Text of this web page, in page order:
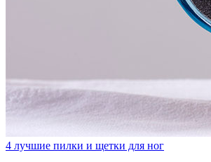
4 лучшие пилки и щетки для ног